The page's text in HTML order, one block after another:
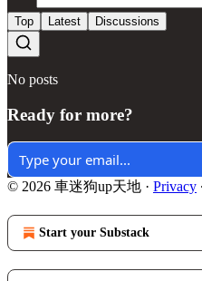
Top Latest Discussions
No posts
Ready for more?
© 2026 車迷狗up天地 · Privacy ∙
Start your Substack